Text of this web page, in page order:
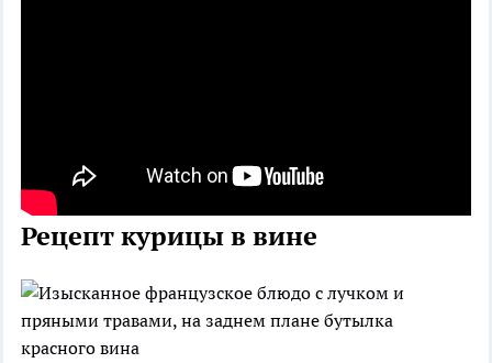
Рецепт курицы в вине